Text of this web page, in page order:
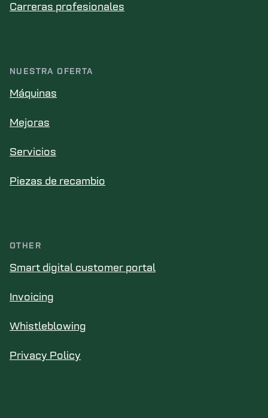
Carreras profesionales
NUESTRA OFERTA
Máquinas
Mejoras
Servicios
Piezas de recambio
OTHER
Smart digital customer portal
Invoicing
Whistleblowing
Privacy Policy